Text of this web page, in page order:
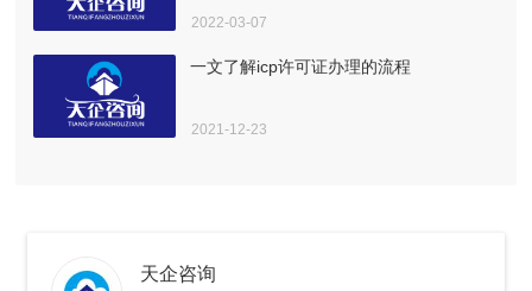
2022-03-07
一文了解icp许可证办理的流程
2021-12-23
天企咨询